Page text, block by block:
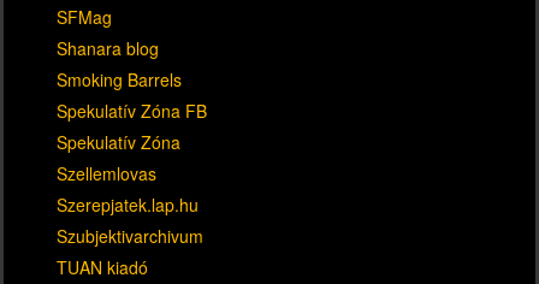
SFMag
Shanara blog
Smoking Barrels
Spekulatív Zóna FB
Spekulatív Zóna
Szellemlovas
Szerepjatek.lap.hu
Szubjektivarchivum
TUAN kiadó